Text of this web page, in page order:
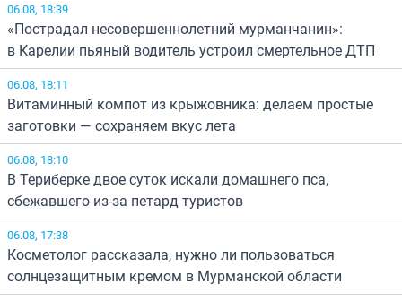
06.08, 18:39
«Пострадал несовершеннолетний мурманчанин»:
в Карелии пьяный водитель устроил смертельное ДТП
06.08, 18:11
Витаминный компот из крыжовника: делаем простые
заготовки — сохраняем вкус лета
06.08, 18:10
В Териберке двое суток искали домашнего пса,
сбежавшего из-за петард туристов
06.08, 17:38
Косметолог рассказала, нужно ли пользоваться
солнцезащитным кремом в Мурманской области